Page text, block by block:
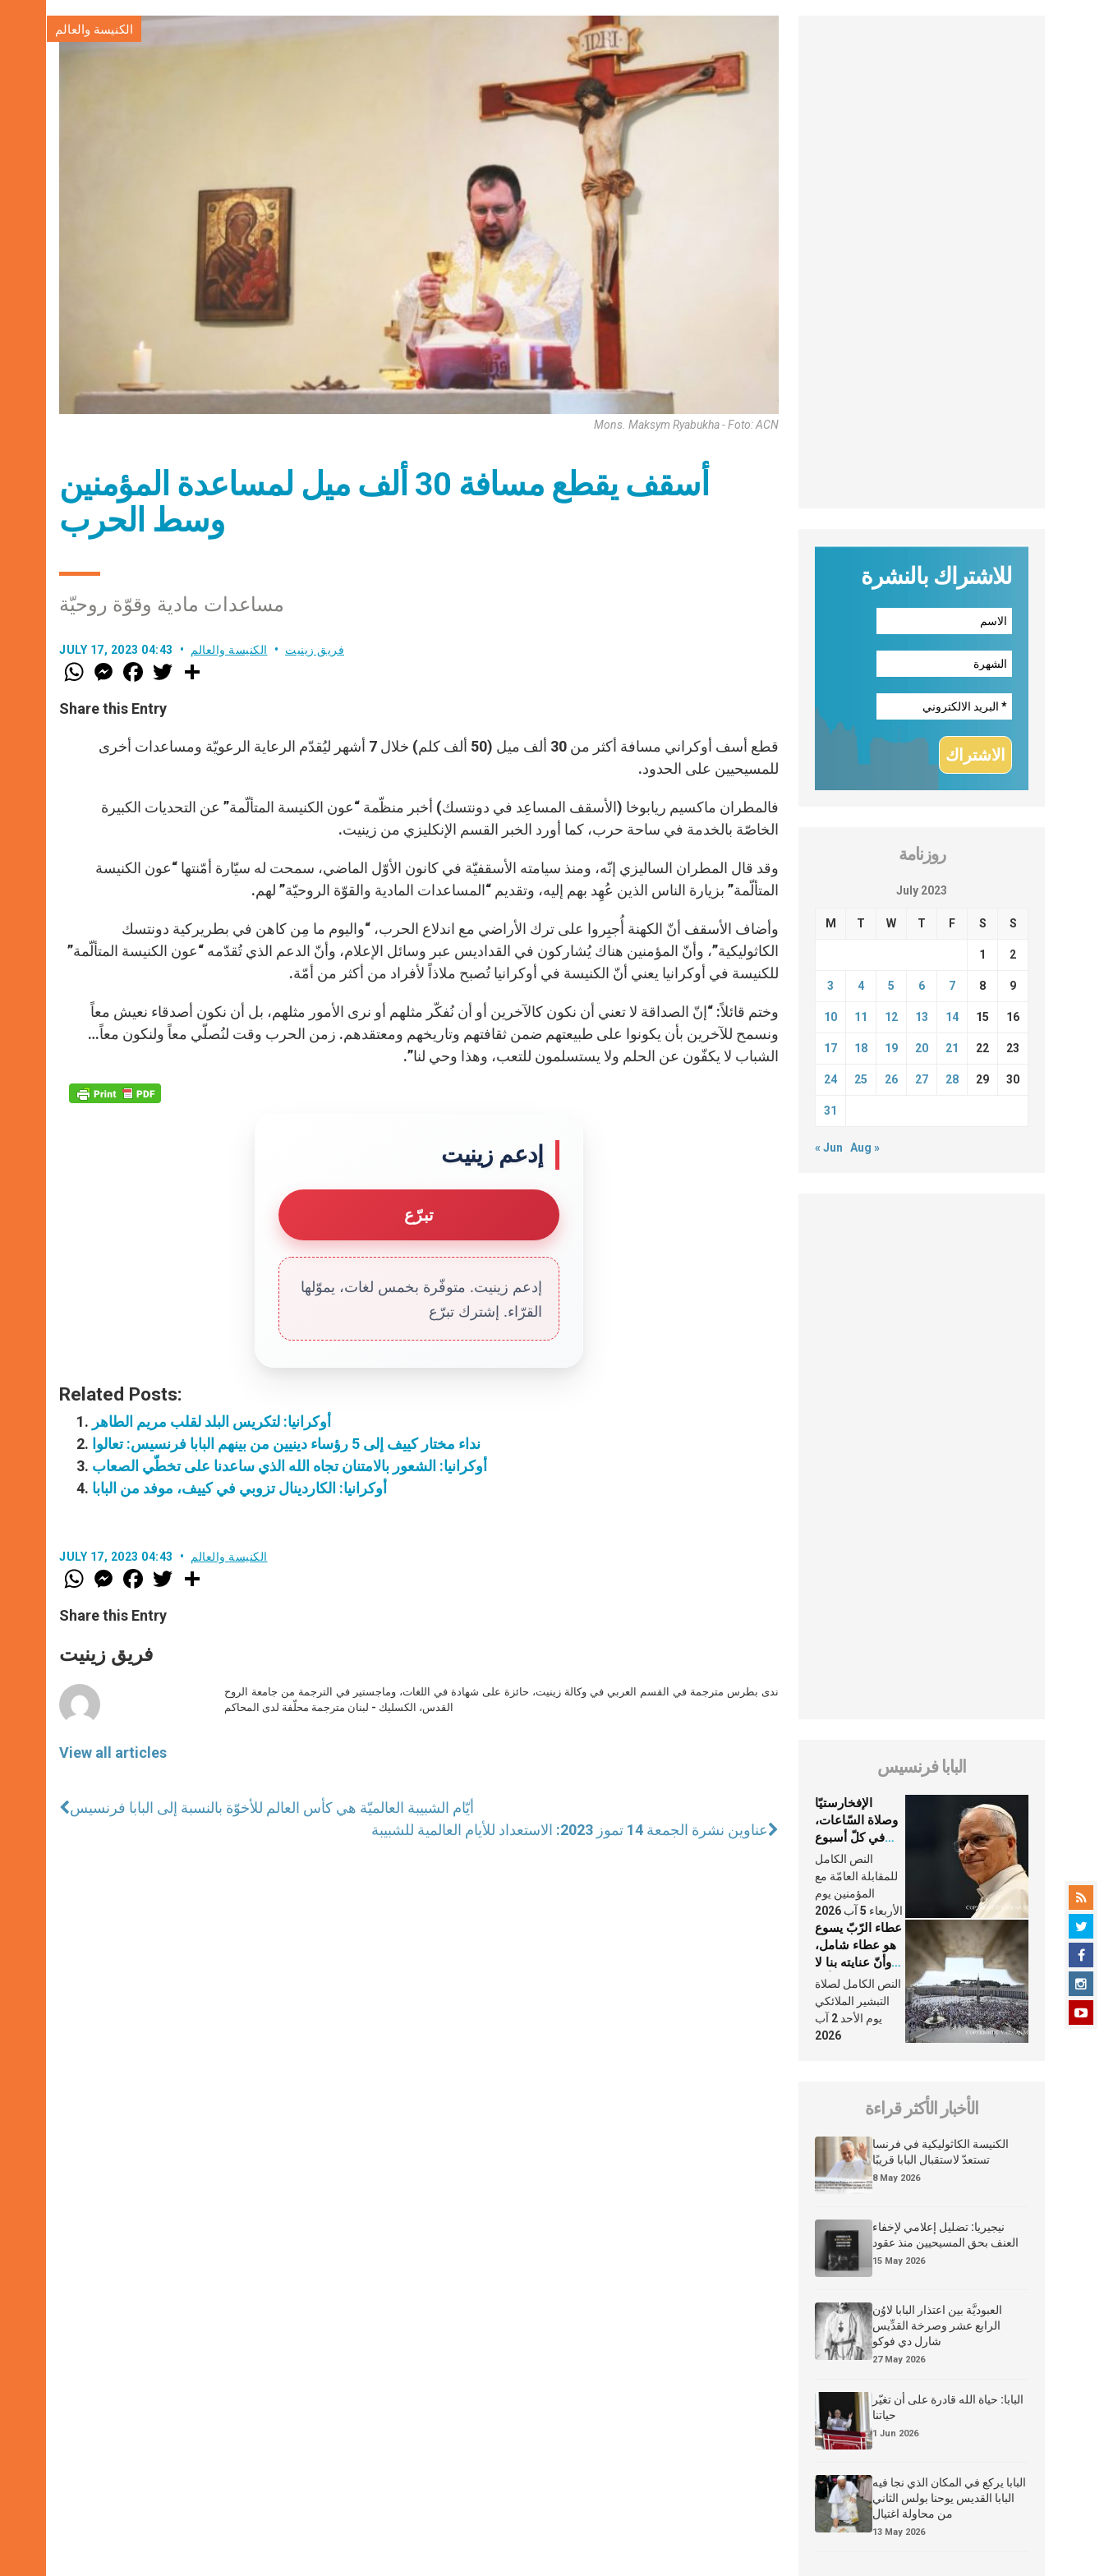
الكنيسة والعالم
Mons. Maksym Ryabukha - Foto: ACN
أسقف يقطع مسافة 30 ألف ميل لمساعدة المؤمنين
وسط الحرب
مساعدات مادية وقوّة روحيّة
JULY 17, 2023 04:43 فريق زينيت الكنيسة والعالم
W
h
t
s
M
e
s
e
g
e
F
a
e
b
o
k
w
r
Share this Entry
قطع أسف أوكراني مسافة أكثر من 30 ألف ميل (50 ألف كلم) خلال 7 أشهر ليُقدّم الرعاية الرعويّة ومساعدات أخرى
للمسيحيين على الحدود.
فالمطران ماكسيم ريابوخا (الأسقف المساعِد في دونتسك) أخبر منظّمة “عون الكنيسة المتألّمة” عن التحديات الكبيرة
الخاصّة بالخدمة في ساحة حرب، كما أورد الخبر القسم الإنكليزي من زينيت.
وقد قال المطران الساليزي إنّه، ومنذ سيامته الأسقفيّة في كانون الأوّل الماضي، سمحت له سيّارة أمّنتها “عون الكنيسة
المتألّمة” بزيارة الناس الذين عُهِد بهم إليه، وتقديم “المساعدات المادية والقوّة الروحيّة” لهم.
وأضاف الأسقف أنّ الكهنة أُجبِروا على ترك الأراضي مع اندلاع الحرب، “واليوم ما مِن كاهن في بطريركية دونتسك
الكاثوليكية”، وأنّ المؤمنين هناك يُشاركون في القداديس عبر وسائل الإعلام، وأنّ الدعم الذي تُقدّمه “عون الكنيسة المتألّمة”
للكنيسة في أوكرانيا يعني أنّ الكنيسة في أوكرانيا تُصبح ملاذاً لأفراد من أكثر من أمّة.
وختم قائلاً: “إنّ الصداقة لا تعني أن نكون كالآخرين أو أن نُفكّر مثلهم أو نرى الأمور مثلهم، بل أن نكون أصدقاء نعيش معاً
ونسمح للآخرين بأن يكونوا على طبيعتهم ضمن ثقافتهم وتاريخهم ومعتقدهم. زمن الحرب وقت لنُصلّي معاً ولنكون معاً…
الشباب لا يكفّون عن الحلم ولا يستسلمون للتعب، وهذا وحي لنا”.
إدعم زينيت
تبرّع
إدعم زينيت. متوفّرة بخمس لغات، يموّلها
القرّاء. إشترك تبرّع
Related Posts:
أوكرانيا: لتكريس البلد لقلب مريم الطاهر
نداء مختار كييف إلى 5 رؤساء دينيين من بينهم البابا فرنسيس: تعالوا
أوكرانيا: الشعور بالامتنان تجاه الله الذي ساعدنا على تخطّي الصعاب
أوكرانيا: الكاردينال تزوبي في كييف، موفد من البابا
JULY 17, 2023 04:43 الكنيسة والعالم
W
h
t
s
p
p
M
e
s
e
g
e
F
a
e
b
o
k
w
Share this Entry
فريق زينيت
View all articles
ندى بطرس مترجمة في القسم العربي في وكالة زينيت، حائزة على شهادة في اللغات، وماجستير في الترجمة من جامعة الروح
القدس، الكسليك - لبنان مترجمة محلّفة لدى المحاكم
أيّام الشبيبة العالميّة هي كأس العالم للأخوّة بالنسبة إلى البابا فرنسيس
عناوين نشرة الجمعة 14 تموز 2023: الاستعداد للأيام العالمية للشبيبة
للاشتراك بالنشرة
روزنامة
July 2023
M T W T F S S
1 2
3 4 5 6 7 8 9
10 11 12 13 14 15 16
17 18 19 20 21 22 23
24 25 26 27 28 29 30
31
« Jun Aug »
البابا فرنسيس
الإفخارستيّا
وصلاة السّاعات،
في كلّ أسبوع
وكلّ يوم، هما
النَّفَس في حياة
الكنيسة
النص الكامل
للمقابلة العامّة مع
المؤمنين يوم
الأربعاء 5 آب 2026
عطاء الرّبّ يسوع
هو عطاء شامل،
وأنّ عنايته بنا لا
تغيب عنّا أبدًا
النص الكامل لصلاة
التبشير الملائكي
يوم الأحد 2 آب
2026
الأخبار الأكثر قراءة
الكنيسة الكاثوليكية في فرنسا
تستعدّ لاستقبال البابا قريبًا
8 May 2026
نيجيريا: تضليل إعلامي لإخفاء
العنف بحق المسيحيين منذ عقود
15 May 2026
العبوديَّة بين اعتذار البابا لاوُن
الرابع عشر وصرخة القدِّيس
شارل دي فوكو
27 May 2026
البابا: حياة الله قادرة على أن تغيّر
حياتنا
1 Jun 2026
البابا يركع في المكان الذي نجا فيه
البابا القديس يوحنا بولس الثاني
من محاولة اغتيال
13 May 2026